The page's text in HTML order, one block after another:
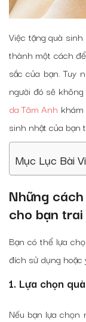
Việc tặng quà
thành một cách
sắc của bạn. Tuy
người đó sẽ
da Tâm Anh
sinh nhật của bạn
Mục Lục Bài
Những
cho bạn trai
Bạn có thể lựa
đích sử dụng hoặc
1. Lựa chọn
Nếu bạn lựa chọn